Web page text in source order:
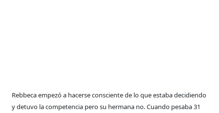
Rebbeca empezó a hacerse consciente de lo que estaba decidiendo
y detuvo la competencia pero su hermana no. Cuando pesaba 31